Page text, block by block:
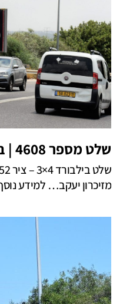
שלט מספר 4608 | בנימינה
מזיכרון יעקב… למידע